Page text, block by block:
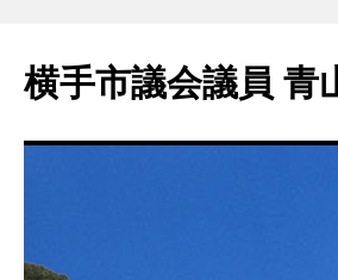
横手市議会議員 青